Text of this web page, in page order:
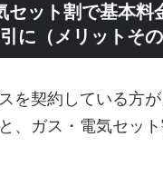
セット割で基本料
に（メリットその
を契約している方
、ガス・電気セッ